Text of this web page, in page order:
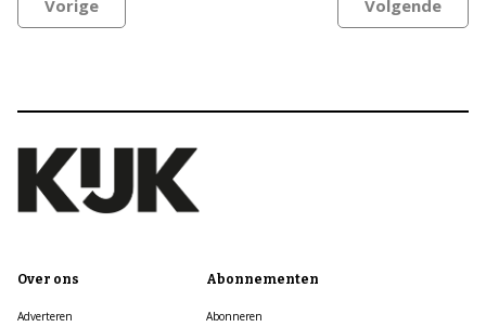
Vorige Volgende
Over ons
Adverteren
Abonnementen
Abonneren